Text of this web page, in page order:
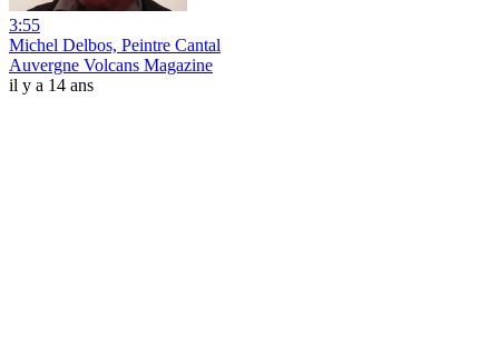
3:55
Michel Delbos, Peintre Cantal
Auvergne Volcans Magazine
il y a 14 ans